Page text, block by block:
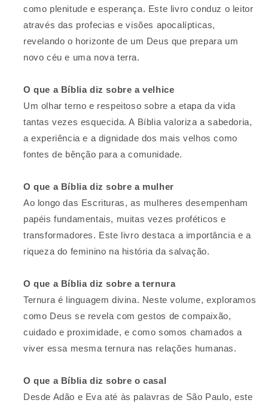
como plenitude e esperança. Este livro conduz o leitor
através das profecias e visões apocalípticas,
revelando o horizonte de um Deus que prepara um
novo céu e uma nova terra.
O que a Bíblia diz sobre a velhice
Um olhar terno e respeitoso sobre a etapa da vida
tantas vezes esquecida. A Bíblia valoriza a sabedoria,
a experiência e a dignidade dos mais velhos como
fontes de bênção para a comunidade.
O que a Bíblia diz sobre a mulher
Ao longo das Escrituras, as mulheres desempenham
papéis fundamentais, muitas vezes proféticos e
transformadores. Este livro destaca a importância e a
riqueza do feminino na história da salvação.
O que a Bíblia diz sobre a ternura
Ternura é linguagem divina. Neste volume, exploramos
como Deus se revela com gestos de compaixão,
cuidado e proximidade, e como somos chamados a
viver essa mesma ternura nas relações humanas.
O que a Bíblia diz sobre o casal
Desde Adão e Eva até às palavras de São Paulo, este